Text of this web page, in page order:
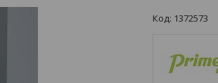
Код: 1372573